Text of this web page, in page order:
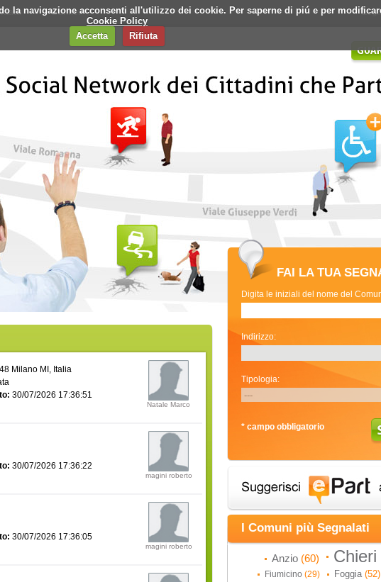
la navigazione acconsenti all'utilizzo dei cookie. Per saperne di piú e per
Cookie Policy
Accetta
Rifiuta
Banner
Milano MI, Italia
30/07/2026 17:36:51
Natale Marco
30/07/2026 17:36:22
magini roberto
30/07/2026 17:36:05
magini roberto
FAI LA TUA
Digita le iniziali del nome del
Indirizzo:
Tipologia:
* campo obbligatorio
I Comuni più Segnalati
Anzio (60) Chieri
Fiumicino (29) Foggia (52)